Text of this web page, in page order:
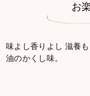
お
味よし香りよし 滋養
油のかくし味。